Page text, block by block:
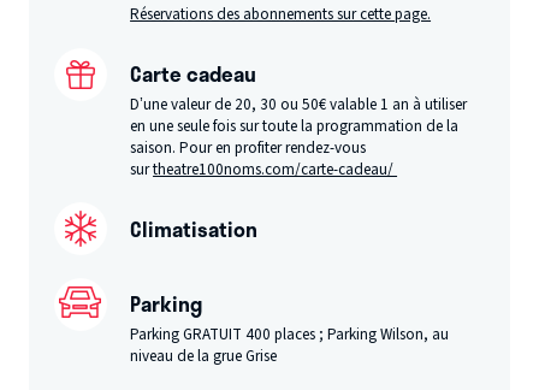
Réservations des abonnements sur cette page.
Carte cadeau
D’une valeur de 20, 30 ou 50€ valable 1 an à utiliser
en une seule fois sur toute la programmation de la
saison. Pour en profiter rendez-vous
surtheatre100noms.com/carte-cadeau/
Climatisation
Parking
Parking GRATUIT 400 places ; Parking Wilson, au
niveau de la grue Grise